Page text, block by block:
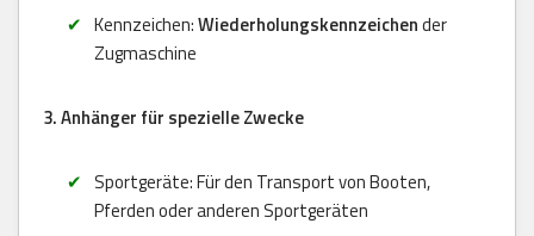
Kennzeichen:Wiederholungskennzeichender
Zugmaschine
3. Anhänger für spezielle Zwecke
Sportgeräte: Für den Transport von Booten,
Pferden oder anderen Sportgeräten